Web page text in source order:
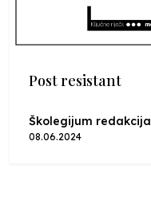
Post resistant
Školegijum redakcija
08.06.2024